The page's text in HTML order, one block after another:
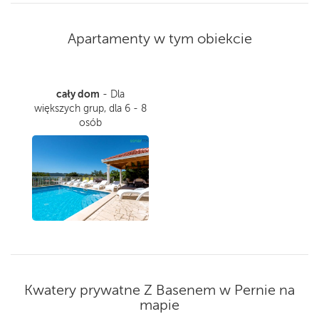
Apartamenty w tym obiekcie
cały dom - Dla
większych grup, dla 6 - 8
osób
Kwatery prywatne Z Basenem w Pernie na
mapie